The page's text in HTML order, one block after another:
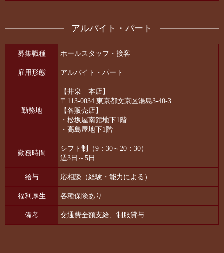
アルバイト・パート
募集職種 ホールスタッフ・接客
雇用形態 アルバイト・パート
勤務地
【井泉 本店】
〒113-0034 東京都文京区湯島3-40-3
【各販売店】
・松坂屋南館地下1階
・高島屋地下1階
勤務時間
シフト制（9：30～20：30）
週3日～5日
給与 応相談（経験・能力による）
福利厚生 各種保険あり
備考 交通費全額支給、制服貸与